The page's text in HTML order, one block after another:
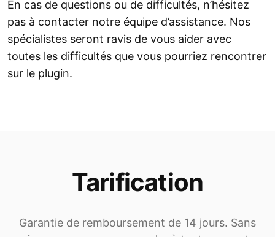
En cas de questions ou de difficultés, n’hésitez
pas à contacter notre équipe d’assistance. Nos
spécialistes seront ravis de vous aider avec
toutes les difficultés que vous pourriez rencontrer
sur le plugin.
Tarification
Garantie de remboursement de 14 jours. Sans